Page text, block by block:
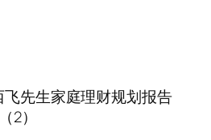
先生家庭理财规划报告
2）